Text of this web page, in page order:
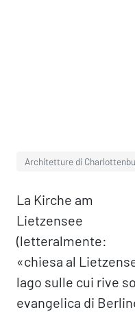
Architetture di
La Kirche am
Lietzensee
(letteralmente:
«chiesa al
lago sulle cui rive
evangelica di